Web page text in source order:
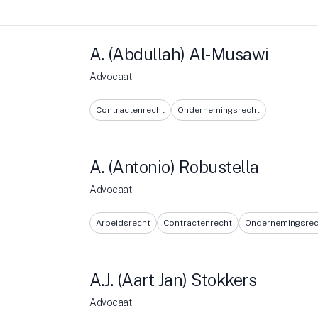
A. (Abdullah) Al-Musawi
Advocaat
Contractenrecht Ondernemingsrecht
A. (Antonio) Robustella
Advocaat
Arbeidsrecht Contractenrecht
A.J. (Aart Jan) Stokkers
Advocaat